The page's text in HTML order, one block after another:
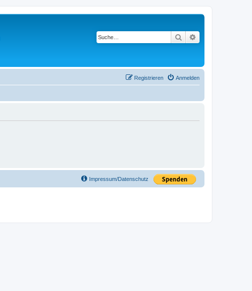
Suche
Anmelden
Registrieren
Impressum/Datenschutz